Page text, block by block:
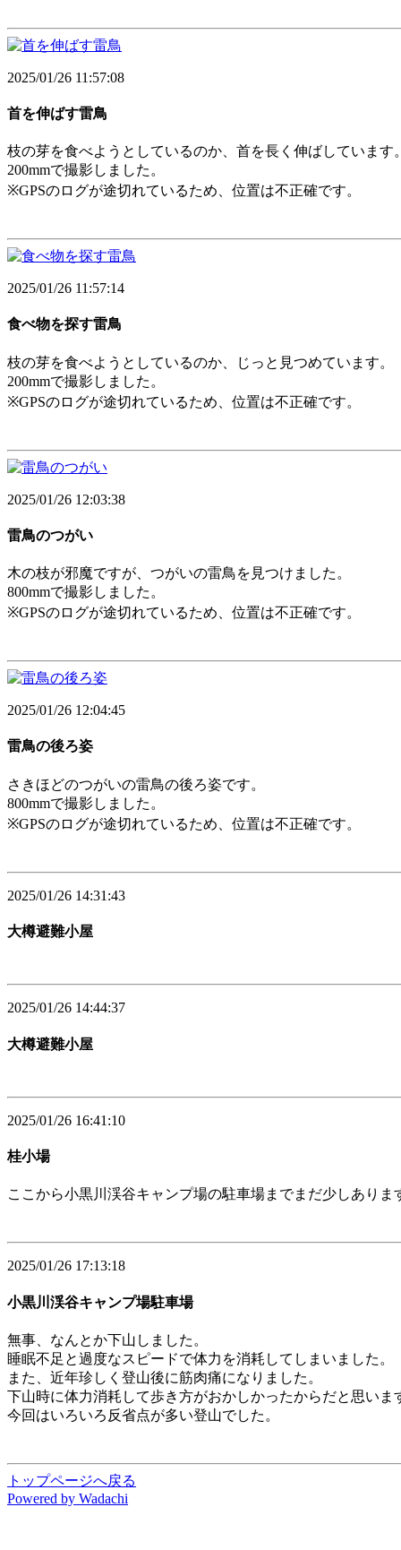
2025/01/26 11:57:08
首を伸ばす雷鳥
枝の芽を食べようとしているのか、首を長く伸ばしています
200mmで撮影しました。
※GPSのログが途切れているため、位置は不正確です。
2025/01/26 11:57:14
食べ物を探す雷鳥
枝の芽を食べようとしているのか、じっと見つめています。
200mmで撮影しました。
※GPSのログが途切れているため、位置は不正確です。
2025/01/26 12:03:38
雷鳥のつがい
木の枝が邪魔ですが、つがいの雷鳥を見つけました。
800mmで撮影しました。
※GPSのログが途切れているため、位置は不正確です。
2025/01/26 12:04:45
雷鳥の後ろ姿
さきほどのつがいの雷鳥の後ろ姿です。
800mmで撮影しました。
※GPSのログが途切れているため、位置は不正確です。
2025/01/26 14:31:43
大樽避難小屋
2025/01/26 14:44:37
大樽避難小屋
2025/01/26 16:41:10
桂小場
ここから小黒川渓谷キャンプ場の駐車場までまだ少しありま
2025/01/26 17:13:18
小黒川渓谷キャンプ場駐車場
無事、なんとか下山しました。
睡眠不足と過度なスピードで体力を消耗してしまいました。
また、近年珍しく登山後に筋肉痛になりました。
下山時に体力消耗して歩き方がおかしかったからだと思いま
今回はいろいろ反省点が多い登山でした。
トップページへ戻る
Powered by Wadachi